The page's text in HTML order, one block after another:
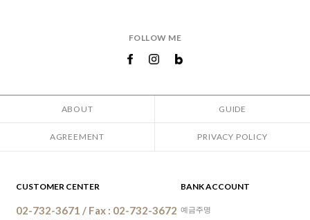
FOLLOW ME
ABOUT GUIDE
AGREEMENT PRIVACY POLICY
CUSTOMER CENTER
02-732-3671 / Fax : 02-732-3672
BANK ACCOUNT
예금주명